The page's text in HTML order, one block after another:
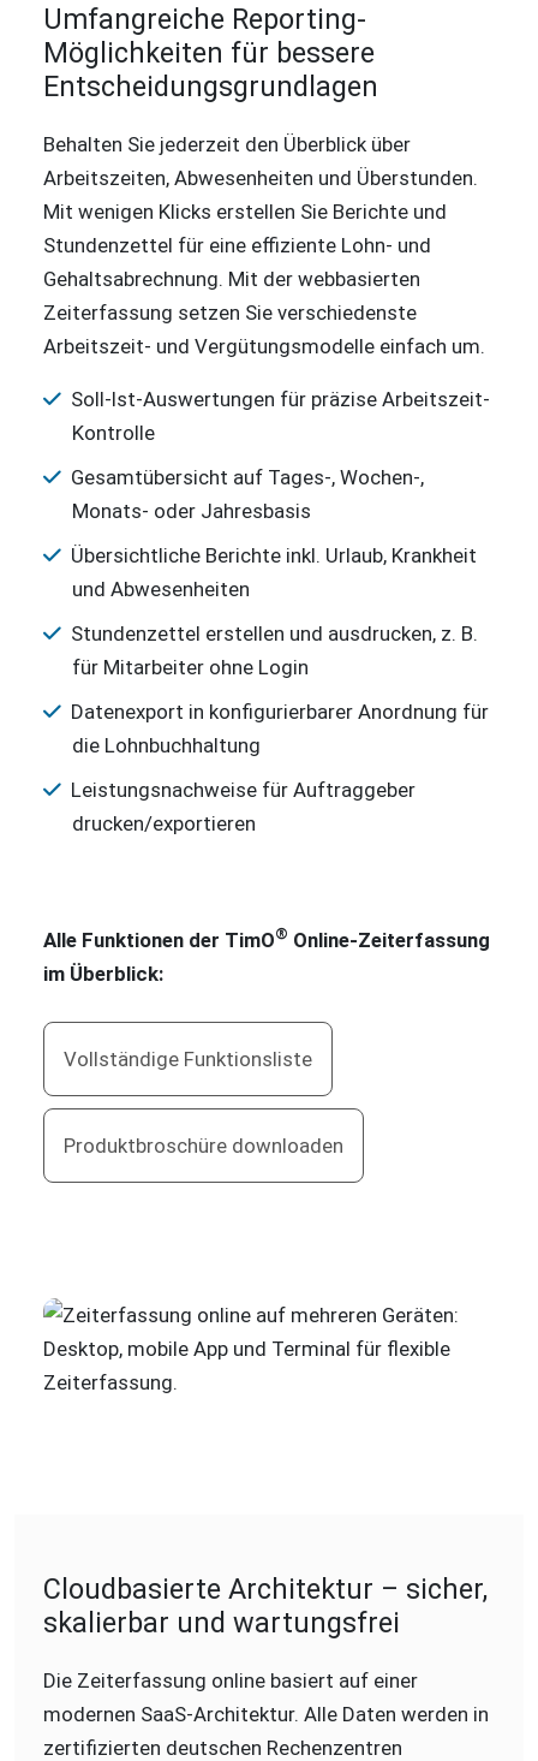
Umfangreiche Reporting-
Möglichkeiten für bessere
Entscheidungsgrundlagen
Behalten Sie jederzeit den Überblick über
Arbeitszeiten, Abwesenheiten und Überstunden.
Mit wenigen Klicks erstellen Sie Berichte und
Stundenzettel für eine effiziente Lohn- und
Gehaltsabrechnung. Mit der webbasierten
Zeiterfassung setzen Sie verschiedenste
Arbeitszeit- und Vergütungsmodelle einfach um.
Soll-Ist-Auswertungen für präzise Arbeitszeit-
Kontrolle
Gesamtübersicht auf Tages-, Wochen-,
Monats- oder Jahresbasis
Übersichtliche Berichte inkl. Urlaub, Krankheit
und Abwesenheiten
Stundenzettel erstellen und ausdrucken, z. B.
für Mitarbeiter ohne Login
Datenexport in konfigurierbarer Anordnung für
die Lohnbuchhaltung
Leistungsnachweise für Auftraggeber
drucken/exportieren
Alle Funktionen der TimO® Online-Zeiterfassung
im Überblick:
Vollständige Funktionsliste
Produktbroschüre downloaden
Cloudbasierte Architektur – sicher,
skalierbar und wartungsfrei
Die Zeiterfassung online basiert auf einer
modernen SaaS-Architektur. Alle Daten werden in
zertifizierten deutschen Rechenzentren